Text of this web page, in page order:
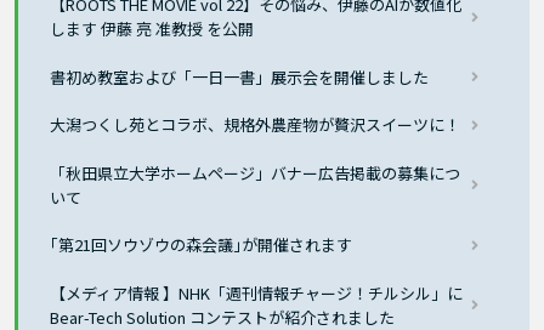
します 伊藤 亮 准教授 を公開
書初め教室および「一日一書」展示会を開催しました
大潟つくし苑とコラボ、規格外農産物が贅沢スイーツに！
「秋田県立大学ホームページ」バナー広告掲載の募集につ
いて
｢第21回ソウゾウの森会議｣が開催されます
【メディア情報 】NHK「週刊情報チャージ！チルシル」に
Bear-Tech Solution コンテストが紹介されました